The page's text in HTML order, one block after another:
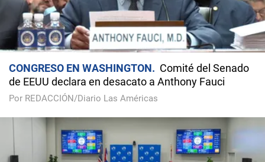
CONGRESO EN WASHINGTON
Comité del Senado
de EEUU declara en desacato a Anthony Fauci
Por REDACCIÓN/Diario Las Américas